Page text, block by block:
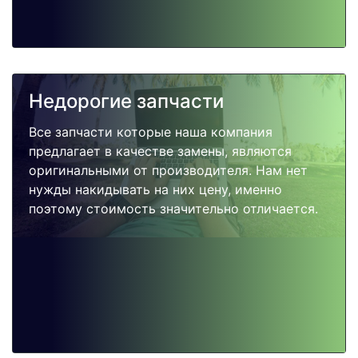
Недорогие запчасти
Все запчасти которые наша компания
предлагает в качестве замены, являются
оригинальными от производителя. Нам нет
нужды накидывать на них цену, именно
поэтому стоимость значительно отличается.